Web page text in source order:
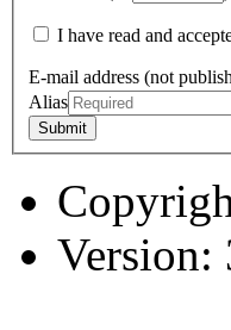
I have read and
E-mail address (not
Alias
Version: